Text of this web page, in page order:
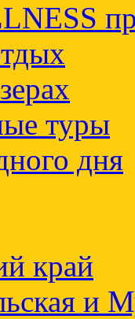
туры
дня
край
и